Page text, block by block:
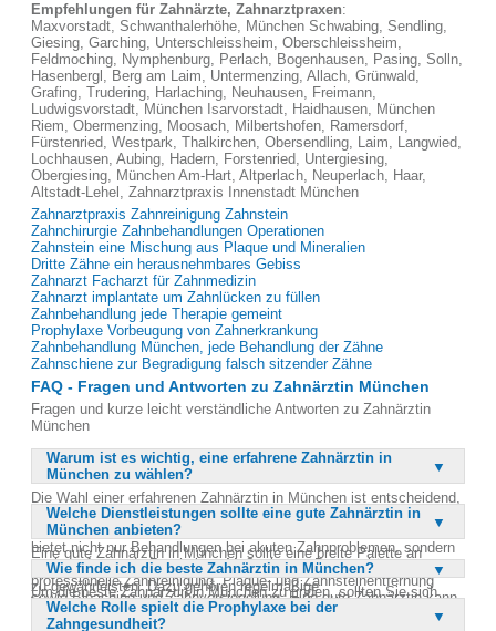
Empfehlungen für Zahnärzte, Zahnarztpraxen:
Maxvorstadt, Schwanthalerhöhe, München Schwabing, Sendling,
Giesing, Garching, Unterschleissheim, Oberschleissheim,
Feldmoching, Nymphenburg, Perlach, Bogenhausen, Pasing, Solln,
Hasenbergl, Berg am Laim, Untermenzing, Allach, Grünwald,
Grafing, Trudering, Harlaching, Neuhausen, Freimann,
Ludwigsvorstadt, München Isarvorstadt, Haidhausen, München
Riem, Obermenzing, Moosach, Milbertshofen, Ramersdorf,
Fürstenried, Westpark, Thalkirchen, Obersendling, Laim, Langwied,
Lochhausen, Aubing, Hadern, Forstenried, Untergiesing,
Obergiesing, München Am-Hart, Altperlach, Neuperlach, Haar,
Altstadt-Lehel, Zahnarztpraxis Innenstadt München
Zahnarztpraxis Zahnreinigung Zahnstein
Zahnchirurgie Zahnbehandlungen Operationen
Zahnstein eine Mischung aus Plaque und Mineralien
Dritte Zähne ein herausnehmbares Gebiss
Zahnarzt Facharzt für Zahnmedizin
Zahnarzt implantate um Zahnlücken zu füllen
Zahnbehandlung jede Therapie gemeint
Prophylaxe Vorbeugung von Zahnerkrankung
Zahnbehandlung München, jede Behandlung der Zähne
Zahnschiene zur Begradigung falsch sitzender Zähne
FAQ - Fragen und Antworten zu Zahnärztin München
Fragen und kurze leicht verständliche Antworten zu Zahnärztin
München
Warum ist es wichtig, eine erfahrene Zahnärztin in
München zu wählen?
Die Wahl einer erfahrenen Zahnärztin in München ist entscheidend,
da Ihre Zahngesundheit maßgeblich Ihr äußeres Erscheinungsbild
und Ihre Wirkung auf andere beeinflusst. Eine versierte Zahnärztin
bietet nicht nur Behandlungen bei akuten Zahnproblemen, sondern
auch umfassende Prophylaxe-Maßnahmen. Dazu gehören
professionelle Zahnreinigung, Plaque- und Zahnsteinentfernung
sowie Bleaching und Zahnversiegelung. Eine gute Zahnärztin kann
frühzeitig Probleme erkennen und behandeln, bevor sie sich
Welche Dienstleistungen sollte eine gute Zahnärztin in
München anbieten?
Eine gute Zahnärztin in München sollte eine breite Palette an
Dienstleistungen anbieten, um die Zahngesundheit ihrer Patienten
zu gewährleisten. Dazu gehören regelmäßige
Vorsorgeuntersuchungen, professionelle Zahnreinigung,
Kariesbehandlung und Parodontosebehandlung. Auch ästhetische
Wie finde ich die beste Zahnärztin in München?
Um die beste Zahnärztin in München zu finden, sollten Sie sich
gründlich informieren und verschiedene Praxen vergleichen. Achten
Sie auf Bewertungen und Referenzen im Internet, um sich ein Bild
Welche Rolle spielt die Prophylaxe bei der
Zahngesundheit?